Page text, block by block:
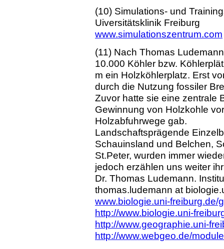
(10) Simulations- und
Uiversitätsklinik Freiburg
www.simulationszentrum.com
(11) Nach Thomas
10.000 Köhler bzw.
m ein Holzköhlerplatz. Erst
durch die Nutzung fossiler
Zuvor hatte sie eine zentrale
Gewinnung von Holzkohle
Holzabfuhrwege gab.
Landschaftsprägende
Schauinsland und Belchen,
St.Peter, wurden immer
jedoch erzählen uns weiter
Dr. Thomas Ludemann.
thomas.ludemann at
www.biologie.uni-freiburg.de/
http://www.biologie.uni-
http://www.geographie.uni-
http://www.webgeo.de/